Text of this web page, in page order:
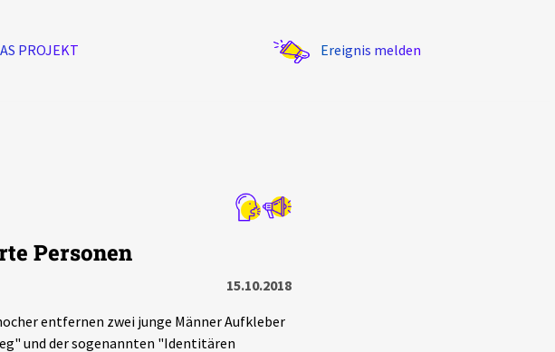
PROJEKT Ereignis melden
Personen
15.10.2018
entfernen zwei junge Männer Aufkleber
und der sogenannten "Identitären
Statistik